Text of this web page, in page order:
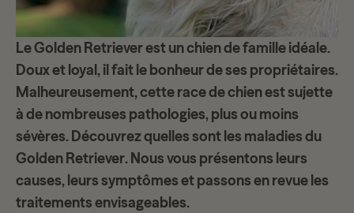
LeGolden Retrieverest un chien de famille idéale.
Doux et loyal, il fait le bonheur de ses propriétaires.
Malheureusement, cette race de chien est sujette
à denombreuses pathologies, plus ou moins
sévères. Découvrez quelles sont les maladies du
Golden Retriever. Nous vous présentons leurs
causes, leurs symptômes et passons en revue les
traitements envisageables.